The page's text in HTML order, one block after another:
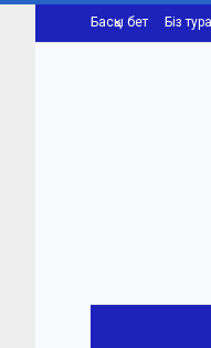
Басқы бет Біз